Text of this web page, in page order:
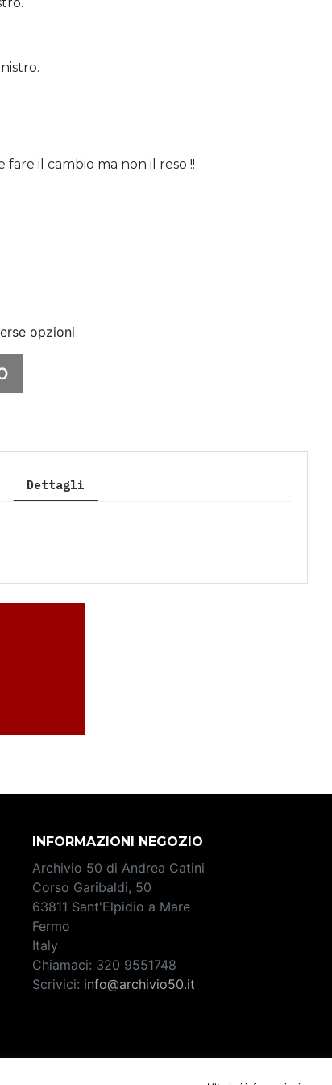
il cambio ma non il reso !!
opzioni
Dettagli
INFORMAZIONI NEGOZIO
Archivio 50 di Andrea Catini
Corso Garibaldi, 50
63811 Sant'Elpidio a Mare
Fermo
Italy
Chiamaci: 320 9551748
Scrivici: info@archivio50.it